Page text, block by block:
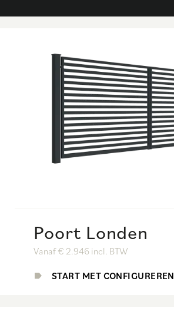
Poort Londen
Vanaf € 2.946 incl. BTW
START MET CONFIGUREREN